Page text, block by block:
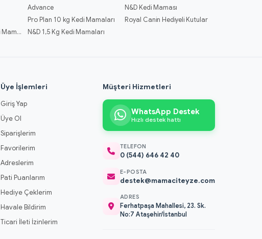
Advance
N&D Kedi Maması
Pro Plan 10 kg Kedi Mamaları
Royal Canin Hediyeli Kutular
Royal Canin Kitten Kedi Mamaları
N&D 1,5 Kg Kedi Mamaları
Üye İşlemleri
Giriş Yap
Üye Ol
Siparişlerim
Favorilerim
Adreslerim
Pati Puanlarım
Hediye Çeklerim
Havale Bildirim
Ticari İleti İzinlerim
Müşteri Hizmetleri
WhatsApp Destek
Hızlı destek hattı
TELEFON
0 (544) 646 42 40
E-POSTA
destek@mamaciteyze.com
ADRES
Ferhatpaşa Mahallesi, 23. Sk.
No:7 Ataşehir/İstanbul